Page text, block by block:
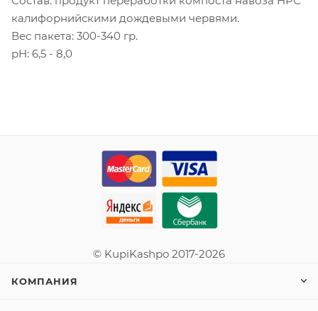
калифорнийскими дождевыми червями.
Вес пакета: 300-340 гр.
pH: 6,5 - 8,0
© KupiKashpo 2017-2026
КОМПАНИЯ